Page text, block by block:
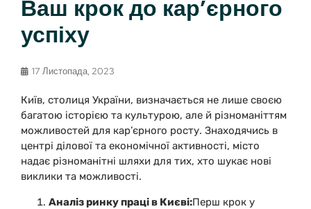
Ваш крок до кар’єрного
успіху
17 Листопада, 2023
Київ, столиця України, визначається не лише своєю
багатою історією та культурою, але й різноманіттям
можливостей для кар’єрного росту. Знаходячись в
центрі ділової та економічної активності, місто
надає різноманітні шляхи для тих, хто шукає нові
виклики та можливості.
Аналіз ринку праці в Києві:Перш крок у